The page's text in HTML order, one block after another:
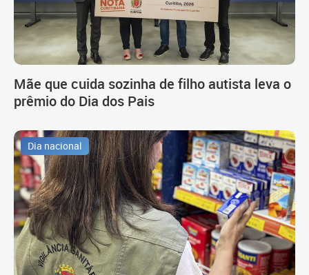
Mãe que cuida sozinha de filho autista leva o
prêmio do Dia dos Pais
Dia nacional